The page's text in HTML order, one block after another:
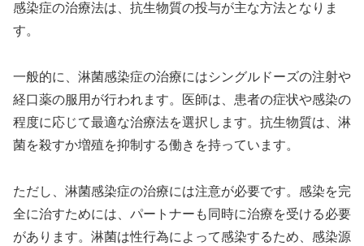
感染症の治療法は、抗生物質の投与が主な方法となりま
す。
一般的に、淋菌感染症の治療にはシングルドーズの注射や
経口薬の服用が行われます。医師は、患者の症状や感染の
程度に応じて最適な治療法を選択します。抗生物質は、淋
菌を殺すか増殖を抑制する働きを持っています。
ただし、淋菌感染症の治療には注意が必要です。感染を完
全に治すためには、パートナーも同時に治療を受ける必要
があります。淋菌は性行為によって感染するため、感染源